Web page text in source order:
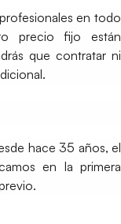
en todo
precio fijo están
que contratar ni
hace 35 años, el
en la primera